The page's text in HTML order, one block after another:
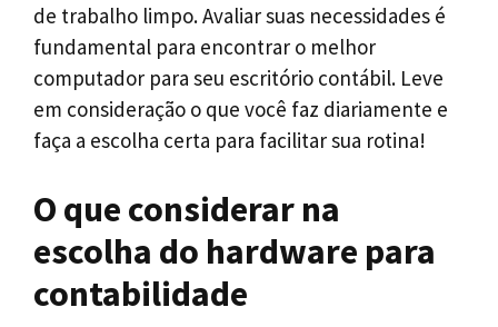
de trabalho limpo. Avaliar suas necessidades é
fundamental para encontrar o melhor
computador para seu escritório contábil. Leve
em consideração o que você faz diariamente e
faça a escolha certa para facilitar sua rotina!
O que considerar na
escolha do hardware para
contabilidade